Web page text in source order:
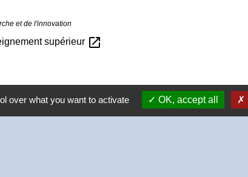
et de l'innovation
supérieur open_in_new
over what you want to activate OK, accept all